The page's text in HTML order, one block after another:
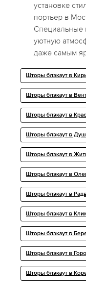
установке
портьер в
Специальные
уютную
даже самым
Шторы блэкаут в
Шторы блэкаут в
Шторы блэкаут в
Шторы блэкаут в
Шторы блэкаут в
Шторы блэкаут в
Шторы блэкаут в
Шторы блэкаут в
Шторы блэкаут в
Шторы блэкаут в
Шторы блэкаут в